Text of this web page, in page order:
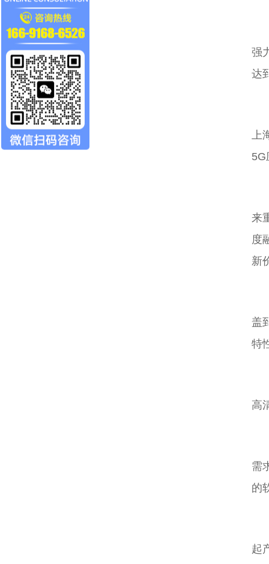
强
达
上
5G
来
度
新
盖
特
高
需
的
起